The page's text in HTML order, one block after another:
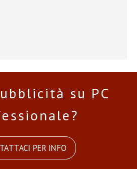
su PC
PER INFO